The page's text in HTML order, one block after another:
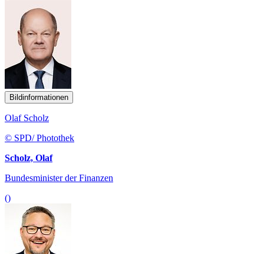
Bildinformationen
Olaf Scholz
© SPD/ Photothek
Scholz, Olaf
Bundesminister der Finanzen
()